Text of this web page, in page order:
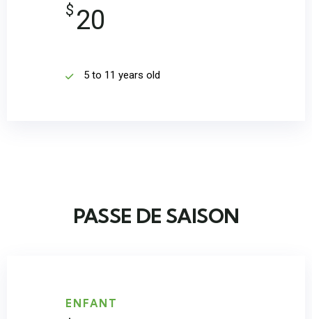
$ 20
5 to 11 years old
PASSE DE SAISON
ENFANT